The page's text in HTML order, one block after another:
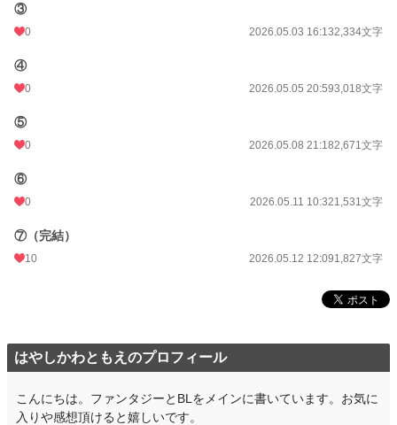
③
0 2026.05.03 16:132,334文字
④
0 2026.05.05 20:593,018文字
⑤
0 2026.05.08 21:182,671文字
⑥
0 2026.05.11 10:321,531文字
⑦（完結）
10 2026.05.12 12:091,827文字
はやしかわともえのプロフィール
こんにちは。ファンタジーとBLをメインに書いています。お気に
入りや感想頂けると嬉しいです。